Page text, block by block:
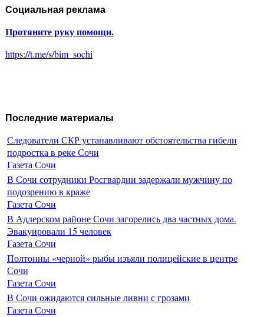
Социальная реклама
Протяните руку помощи.
https://t.me/s/bim_sochi
Последние материалы
Следователи СКР устанавливают обстоятельства гибели
подростка в реке Сочи
Газета Сочи
В Сочи сотрудники Росгвардии задержали мужчину по
подозрению в краже
Газета Сочи
В Адлерском районе Сочи загорелись два частных дома.
Эвакуировали 15 человек
Газета Сочи
Полтонны «черной» рыбы изъяли полицейские в центре
Сочи
Газета Сочи
В Сочи ожидаются сильные ливни с грозами
Газета Сочи